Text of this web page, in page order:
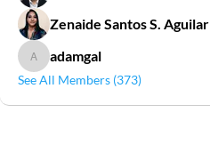
Zenaide Santos S. Aguilar
adamgal
adamgal
See All Members (373)